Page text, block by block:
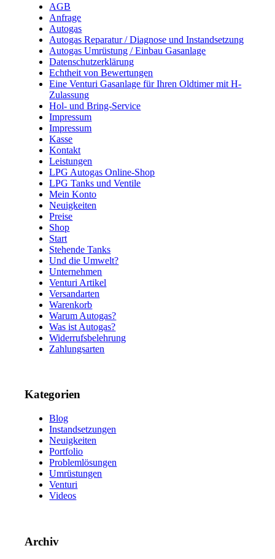
AGB
Anfrage
Autogas
Autogas Reparatur / Diagnose und Instandsetzung
Autogas Umrüstung / Einbau Gasanlage
Datenschutzerklärung
Echtheit von Bewertungen
Eine Venturi Gasanlage für Ihren Oldtimer mit H-
Zulassung
Hol- und Bring-Service
Impressum
Impressum
Kasse
Kontakt
Leistungen
LPG Autogas Online-Shop
LPG Tanks und Ventile
Mein Konto
Neuigkeiten
Preise
Shop
Start
Stehende Tanks
Und die Umwelt?
Unternehmen
Venturi Artikel
Versandarten
Warenkorb
Warum Autogas?
Was ist Autogas?
Widerrufsbelehrung
Zahlungsarten
Kategorien
Blog
Instandsetzungen
Neuigkeiten
Portfolio
Problemlösungen
Umrüstungen
Venturi
Videos
Archiv